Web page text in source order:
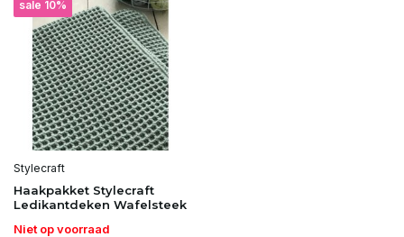
sale 10%
Stylecraft
Haakpakket Stylecraft
Ledikantdeken Wafelsteek
Niet op voorraad